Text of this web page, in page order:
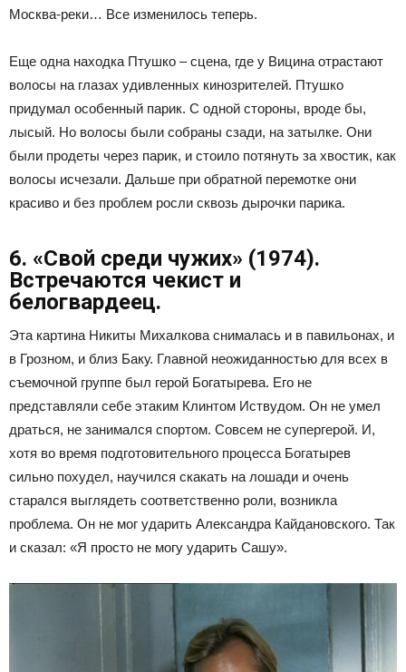
Москва-реки… Все изменилось теперь.
Еще одна находка Птушко – сцена, где у Вицина отрастают
волосы на глазах удивленных кинозрителей. Птушко
придумал особенный парик. С одной стороны, вроде бы,
лысый. Но волосы были собраны сзади, на затылке. Они
были продеты через парик, и стоило потянуть за хвостик, как
волосы исчезали. Дальше при обратной перемотке они
красиво и без проблем росли сквозь дырочки парика.
6. «Свой среди чужих» (1974).
Встречаются чекист и
белогвардеец.
Эта картина Никиты Михалкова снималась и в павильонах, и
в Грозном, и близ Баку. Главной неожиданностью для всех в
съемочной группе был герой Богатырева. Его не
представляли себе этаким Клинтом Иствудом. Он не умел
драться, не занимался спортом. Совсем не супергерой. И,
хотя во время подготовительного процесса Богатырев
сильно похудел, научился скакать на лошади и очень
старался выглядеть соответственно роли, возникла
проблема. Он не мог ударить Александра Кайдановского. Так
и сказал: «Я просто не могу ударить Сашу».